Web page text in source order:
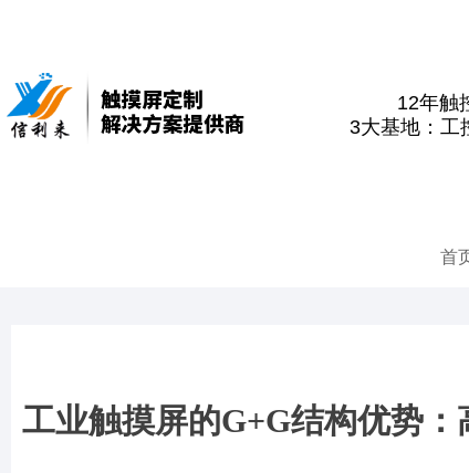
首
12年触
3大基地：工
工业触摸屏的G+G结构优势